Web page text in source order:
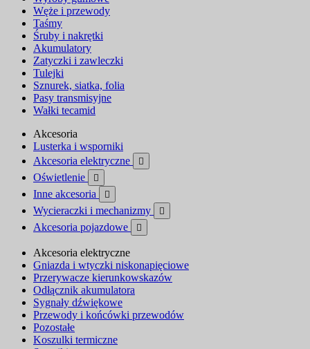
Węże i przewody
Taśmy
Śruby i nakrętki
Akumulatory
Zatyczki i zawleczki
Tulejki
Sznurek, siatka, folia
Pasy transmisyjne
Wałki tecamid
Akcesoria
Lusterka i wsporniki
Akcesoria elektryczne

Oświetlenie 
Inne akcesoria 
Wycieraczki i mechanizmy 
Akcesoria pojazdowe 
Akcesoria elektryczne
Gniazda i wtyczki niskonapięciowe
Przerywacze kierunkowskazów
Odłącznik akumulatora
Sygnały dźwiękowe
Przewody i końcówki przewodów
Pozostałe
Koszulki termiczne